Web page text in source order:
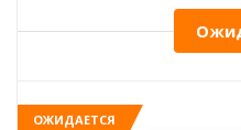
ОЖИДАЕТСЯ